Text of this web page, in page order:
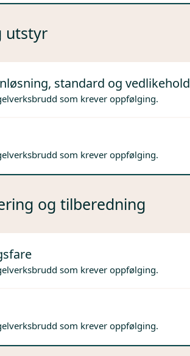
utstyr
standard og vedlikehold
som krever oppfølging.
som krever oppfølging.
og tilberedning
som krever oppfølging.
som krever oppfølging.